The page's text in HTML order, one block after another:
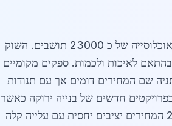
מעודכן לאפריל 2026. סקירה מקיפה של שוק ברונזה למבנים מחיר בגן יבנה מציגה ביקוש גובר באזור המרכז עם אוכלוסייה של כ 23000 תושבים. השוק
למבנים מחיר בגן יבנה נע בין 45 ל 65 שקלים לקילוגרם בהתאם לאיכות ולכמות. ספקים מקומיים
שם המחירים דומים אך עם תנודות
חדשים של בנייה ירוקה כאשר
ברונזה למבנים מחיר בגן יבנה הופך לאטרקטיבי יותר בשל עמידותו לאורך זמן. ניתוח מפורט מראה כי בשנת 2026 המחירים יציבים יחסית עם עלייה קלה